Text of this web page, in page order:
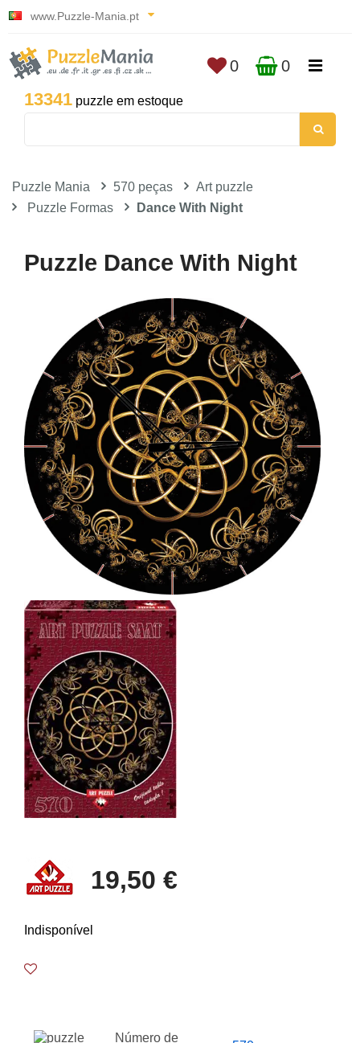
www.Puzzle-Mania.pt
13341 puzzle em estoque
0 0
Puzzle Mania 570 peças
Art puzzle
Puzzle Formas
Dance With Night
Puzzle Dance With Night
19,50 €
Indisponível
Número de